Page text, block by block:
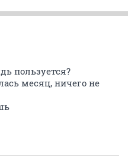
пользуется?
месяц, ничего не